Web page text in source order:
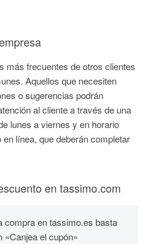
más frecuentes de otros clientes
Aquellos que necesiten
o sugerencias podrán
al cliente a través de una
lunes a viernes y en horario
línea, que deberán completar
en tassimo.com
compra en tassimo.es basta
«Canjea el cupón»